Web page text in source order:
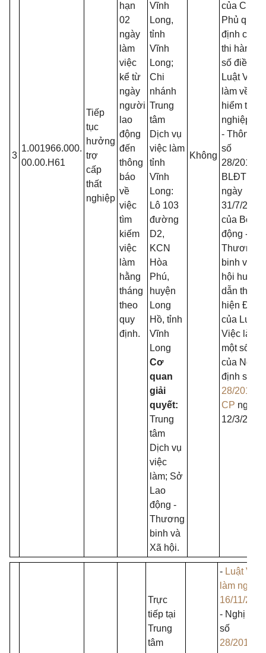
3
1.001966.000.
00.00.H61
Tiếp
tục
hưởng
trợ
cấp
thất
nghiệp
hạn
02
ngày
làm
việc
kể từ
ngày
người
lao
động
đến
thông
báo
về
việc
tìm
kiếm
việc
làm
hằng
tháng
theo
quy
định.
Vĩnh
Long,
tỉnh
Vĩnh
Long;
Chi
nhánh
Trung
tâm
Dịch vụ
việc làm
tỉnh
Vĩnh
Long:
Lô 103
đường
D2,
KCN
Hòa
Phú,
huyện
Long
Hồ, tỉnh
Vĩnh
Long
Cơ
quan
giải
quyết:
Trung
tâm
Dịch vụ
việc
làm; Sở
Lao
động -
Thương
binh và
Xã hội.
Không
của Chính
Phủ quy
định chi
thi hành
số điều
Luật Việc
làm về
hiểm thất
nghiệp;
- Thông tư
số
28/2015/
BLĐTBXH
ngày
31/7/2015
của Bộ
động -
Thương
binh và Xã
hội hướng
dẫn thực
hiện Điều
của Luật
Việc làm
một số
của Nghị
định số
28/2015/
CP ngày
12/3/2015
Trực
tiếp tại
Trung
tâm
- Luật Việc
làm ngày
16/11/2013
- Nghị định
số
28/2015/